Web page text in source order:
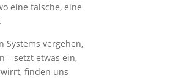
eine falsche, eine
Systems vergehen,
– setzt etwas ein,
finden uns